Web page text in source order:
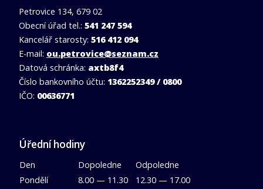
Petrovice 134, 679 02
Obecní úřad tel.: 541 247 594
Kancelář starosty: 516 412 094
E-mail: ou.petrovice@seznam.cz
Datová schránka: axtb8f4
Číslo bankovního účtu: 1362252349 / 0800
IČO: 00636771
Úřední hodiny
Den Dopoledne
Odpoledne
Pondělí
8.00 — 11.30
12.30 — 17.00